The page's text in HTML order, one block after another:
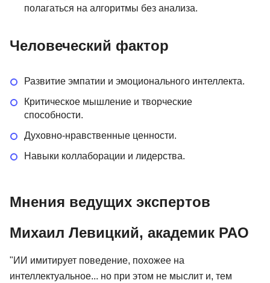
полагаться на алгоритмы без анализа.
Человеческий фактор
Развитие эмпатии и эмоционального интеллекта.
Критическое мышление и творческие
способности.
Духовно-нравственные ценности.
Навыки коллаборации и лидерства.
Мнения ведущих экспертов
Михаил Левицкий, академик РАО
"ИИ имитирует поведение, похожее на
интеллектуальное... но при этом не мыслит и, тем